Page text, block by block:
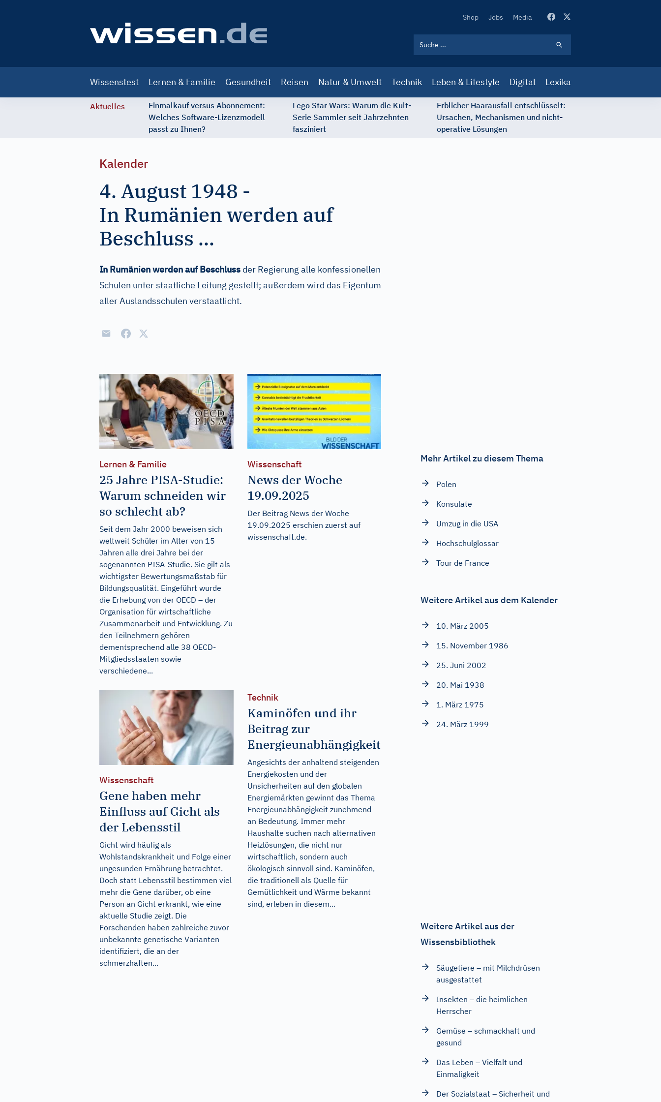
Secondary
Shop Jobs Media
navigation
Wissenstest Lernen & Familie Gesundheit Reisen Natur & Umwelt Technik Leben & Lifestyle Digital Lexika
Aktuelles
Einmalkauf versus Abonnement:
Welches Software-Lizenzmodell
passt zu Ihnen?
Lego Star Wars: Warum die Kult-
Serie Sammler seit Jahrzehnten
fasziniert
Erblicher Haarausfall entschlüsselt:
Ursachen, Mechanismen und nicht-
operative Lösungen
Kalender
4. August 1948 -
In Rumänien werden auf
Beschluss ...
In Rumänien werden auf Beschluss der Regierung alle konfessionellen
Schulen unter staatliche Leitung gestellt; außerdem wird das Eigentum
aller Auslandsschulen verstaatlicht.
Lernen & Familie
25 Jahre PISA-Studie:
Warum schneiden wir
so schlecht ab?
Seit dem Jahr 2000 beweisen sich
weltweit Schüler im Alter von 15
Jahren alle drei Jahre bei der
sogenannten PISA-Studie. Sie gilt als
wichtigster Bewertungsmaßstab für
Bildungsqualität. Eingeführt wurde
die Erhebung von der OECD – der
Organisation für wirtschaftliche
Zusammenarbeit und Entwicklung. Zu
den Teilnehmern gehören
dementsprechend alle 38 OECD-
Mitgliedsstaaten sowie
verschiedene...
Wissenschaft
News der Woche
19.09.2025
Der Beitrag News der Woche
19.09.2025 erschien zuerst auf
wissenschaft.de.
Wissenschaft
Gene haben mehr
Einfluss auf Gicht als
der Lebensstil
Gicht wird häufig als
Wohlstandskrankheit und Folge einer
ungesunden Ernährung betrachtet.
Doch statt Lebensstil bestimmen viel
mehr die Gene darüber, ob eine
Person an Gicht erkrankt, wie eine
aktuelle Studie zeigt. Die
Forschenden haben zahlreiche zuvor
unbekannte genetische Varianten
identifiziert, die an der
schmerzhaften...
Technik
Kaminöfen und ihr
Beitrag zur
Energieunabhängigkeit
Angesichts der anhaltend steigenden
Energiekosten und der
Unsicherheiten auf den globalen
Energiemärkten gewinnt das Thema
Energieunabhängigkeit zunehmend
an Bedeutung. Immer mehr
Haushalte suchen nach alternativen
Heizlösungen, die nicht nur
wirtschaftlich, sondern auch
ökologisch sinnvoll sind. Kaminöfen,
die traditionell als Quelle für
Gemütlichkeit und Wärme bekannt
sind, erleben in diesem...
Mehr Artikel zu diesem Thema
Polen
Konsulate
Umzug in die USA
Hochschulglossar
Tour de France
Weitere Artikel aus dem Kalender
10. März 2005
15. November 1986
25. Juni 2002
20. Mai 1938
1. März 1975
24. März 1999
Weitere Artikel aus der
Wissensbibliothek
Säugetiere – mit Milchdrüsen
ausgestattet
Insekten – die heimlichen
Herrscher
Gemüse – schmackhaft und
gesund
Das Leben – Vielfalt und
Einmaligkeit
Der Sozialstaat – Sicherheit und